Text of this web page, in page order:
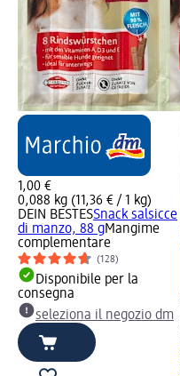
1,00 €
0,088 kg (11,36 € / 1 kg)
DEIN BESTESSnack salsicce
di manzo, 88 gMangime
complementare
(128)
Disponibile per la
consegna
seleziona il negozio dm